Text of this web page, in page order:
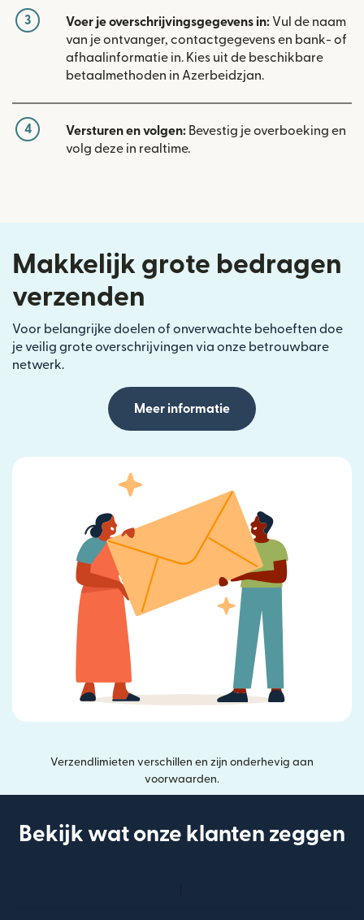
3 Voer je overschrijvingsgegevens in: Vul de naam
van je ontvanger, contactgegevens en bank- of
afhaalinformatie in. Kies uit de beschikbare
betaalmethoden in Azerbeidzjan.
4 Versturen en volgen: Bevestig je overboeking en
volg deze in realtime.
Makkelijk grote bedragen
verzenden
Voor belangrijke doelen of onverwachte behoeften doe
je veilig grote overschrijvingen via onze betrouwbare
netwerk.
Meer informatie
Verzendlimieten verschillen en zijn onderhevig aan
voorwaarden.
Bekijk wat onze klanten zeggen